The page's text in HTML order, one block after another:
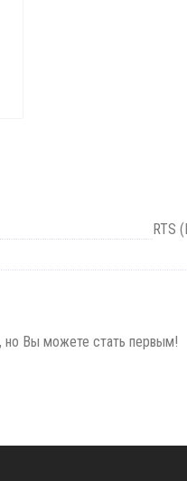
RTS
но Вы можете стать первым!